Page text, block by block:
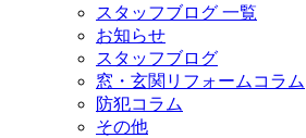
スタッフブログ 一覧
お知らせ
スタッフブログ
窓・玄関リフォームコラム
防犯コラム
その他